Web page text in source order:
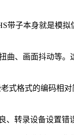
子本身就是模
曲、画面抖动等
式格式的编码相
转录设备设置